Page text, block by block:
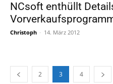
NCsoft enthüllt
Christoph - 14. März 2012
2 3 4